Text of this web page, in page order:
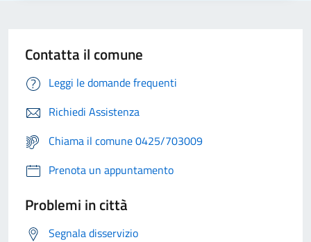
Contatta il comune
Leggi le domande frequenti
Richiedi Assistenza
Chiama il comune 0425/703009
Prenota un appuntamento
Problemi in città
Segnala disservizio